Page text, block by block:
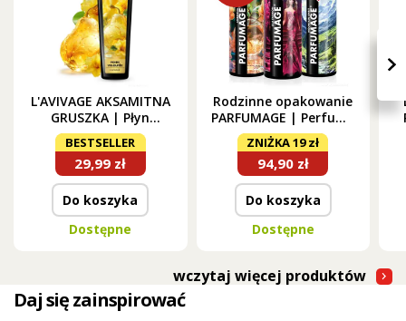
L'AVIVAGE AKSAMITNA
GRUSZKA | Płyn
zmiękczający | 750 ml
BESTSELLER
29,99 zł
Do koszyka
Dostępne
Rodzinne opakowanie
PARFUMAGE | Perfumy
do prania | LILA
FASHION & MOUNTAIN
SPIRIT & AMBROSIA |
500 ml × 3
ZNIŻKA 19 zł
94,90 zł
Do koszyka
Dostępne
›
wczytaj więcej produktów
Daj się zainspirować